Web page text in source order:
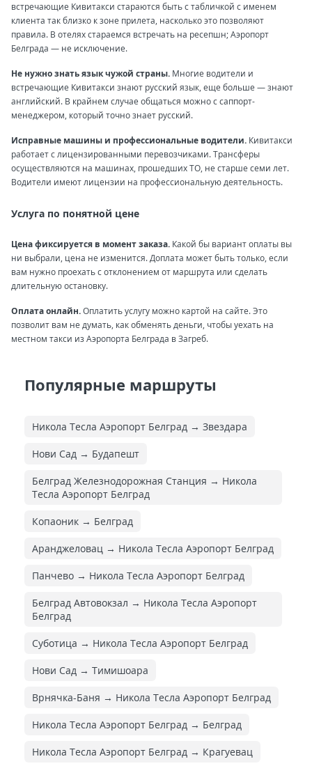
встречающие Кивитакси стараются быть с табличкой с именем
клиента так близко к зоне прилета, насколько это позволяют
правила. В отелях стараемся встречать на ресепшн; Аэропорт
Белграда — не исключение.
Не нужно знать язык чужой страны. Многие водители и
встречающие Кивитакси знают русский язык, еще больше — знают
английский. В крайнем случае общаться можно с саппорт-
менеджером, который точно знает русский.
Исправные машины и профессиональные водители. Кивитакси
работает с лицензированными перевозчиками. Трансферы
осуществляются на машинах, прошедших ТО, не старше семи лет.
Водители имеют лицензии на профессиональную деятельность.
Услуга по понятной цене
Цена фиксируется в момент заказа. Какой бы вариант оплаты вы
ни выбрали, цена не изменится. Доплата может быть только, если
вам нужно проехать с отклонением от маршрута или сделать
длительную остановку.
Оплата онлайн.Оплатить услугу можно картой на сайте. Это
позволит вам не думать, как обменять деньги, чтобы уехать на
местном такси из Аэропорта Белграда в Загреб.
Популярные маршруты
Никола Тесла Аэропорт Белград → Звездара
Нови Сад → Будапешт
Белград Железнодорожная Cтанция → Никола
Тесла Аэропорт Белград
Копаоник → Белград
Аранджеловац → Никола Тесла Аэропорт Белград
Панчево → Никола Тесла Аэропорт Белград
Белград Автовокзал → Никола Тесла Аэропорт
Белград
Суботица → Никола Тесла Аэропорт Белград
Нови Сад → Тимишоара
Врнячка-Баня → Никола Тесла Аэропорт Белград
Никола Тесла Аэропорт Белград → Белград
Никола Тесла Аэропорт Белград → Крагуевац